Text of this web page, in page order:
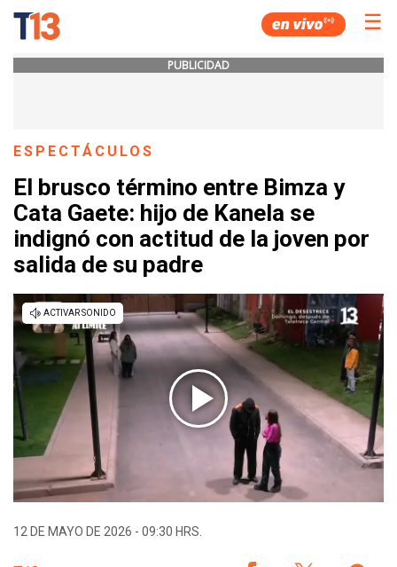
☰
PUBLICIDAD
ESPECTÁCULOS
El brusco término entre Bimza y
Cata Gaete: hijo de Kanela se
indignó con actitud de la joven por
salida de su padre
12 DE MAYO DE 2026 - 09:30 HRS.